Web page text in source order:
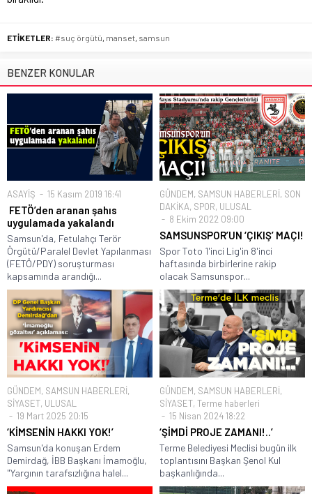
ETİKETLER: #suç örgütü manset samsun
BENZER KONULAR
ASAYİŞ 15 Kasım 2019 16:41
FETÖ’den aranan şahıs
uygulamada yakalandı
Samsun'da, Fetulahçı Terör
Örgütü/Paralel Devlet Yapılanması
(FETÖ/PDY) soruşturması
kapsamında arandığı...
GÜNDEM, SAMSUN HABERLERİ, SON
DAKİKA, SPOR, ULUSAL
8 Ekim 2022 09:00
SAMSUNSPOR’UN ‘ÇIKIŞ’ MAÇI!
Spor Toto 1'inci Lig'in 8'inci
haftasında birbirlerine rakip
olacak Samsunspor...
GÜNDEM, SAMSUN HABERLERİ,
SİYASET, ULUSAL
19 Mart 2025 20:15
‘KİMSENİN HAKKI YOK!’
Samsun'da konuşan Erdem
Demirdağ, İBB Başkanı İmamoğlu,
"Yargının tarafsızlığına halel...
GÜNDEM, SAMSUN HABERLERİ,
SİYASET, Terme haberleri
15 Nisan 2024 18:22
‘ŞİMDİ PROJE ZAMANI!..’
Terme Belediyesi Meclisi bugün ilk
toplantısını Başkan Şenol Kul
başkanlığında...